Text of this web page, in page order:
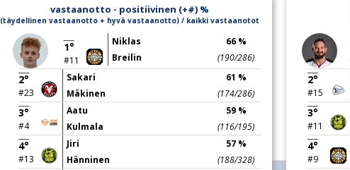
vastaanotto - positiivinen (+#) %
(täydellinen vastaanotto + hyvä vastaanotto) / kaikki vastaanotot
1°
#11
Niklas
Breilin
66 %
(190/286)
2°
#23
Sakari
Mäkinen
61 %
(174/286)
3°
#4
Aatu
Kulmala
59 %
(116/195)
4°
#13
Jiri
Hänninen
57 %
(188/328)
2°
#15
3°
#11
4°
#9